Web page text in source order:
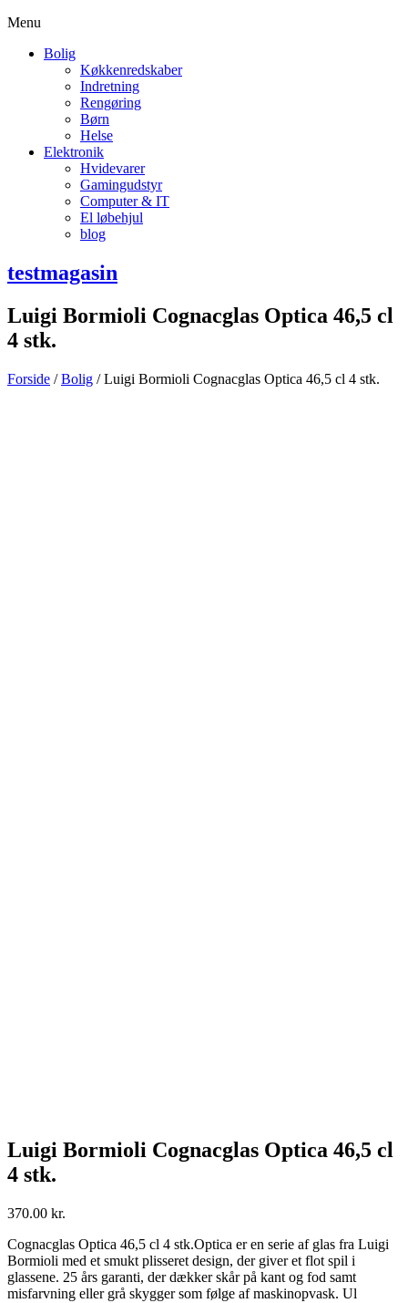
Menu
Bolig
Køkkenredskaber
Indretning
Rengøring
Børn
Helse
Elektronik
Hvidevarer
Gamingudstyr
Computer & IT
El løbehjul
blog
testmagasin
Luigi Bormioli Cognacglas Optica 46,5 cl
4 stk.
Forside /Bolig / Luigi Bormioli Cognacglas Optica 46,5 cl 4 stk.
Luigi Bormioli Cognacglas Optica 46,5 cl
4 stk.
370.00 kr.
Cognacglas Optica 46,5 cl 4 stk.Optica er en serie af glas fra Luigi
Bormioli med et smukt plisseret design, der giver et flot spil i
glassene. 25 års garanti, der dækker skår på kant og fod samt
misfarvning eller grå skygger som følge af maskinopvask. Ul